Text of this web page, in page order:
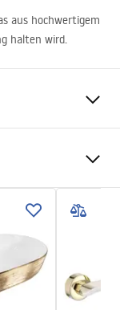
aus hochwertigem
halten wird.